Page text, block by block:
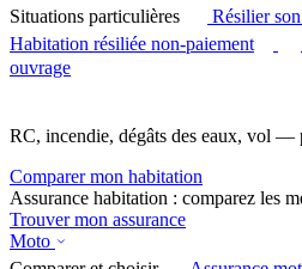
Situations particulières
Résilier
Habitation résiliée non-paiement
ouvrage
RC, incendie, dégâts des eaux, vol —
Comparer mon habitation
Assurance habitation : comparez les
Trouver mon assurance
Moto